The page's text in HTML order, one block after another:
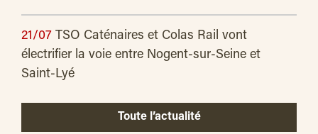
21/07
TSO Caténaires et Colas Rail vont
électrifier la voie entre Nogent-sur-Seine et
Saint-Lyé
Toute l’actualité